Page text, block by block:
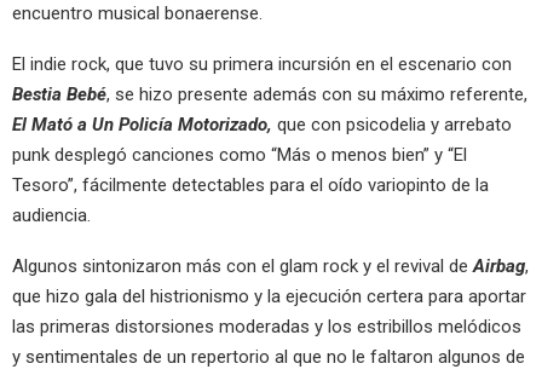
encuentro musical bonaerense.
El indie rock, que tuvo su primera incursión en el escenario con
Bestia Bebé, se hizo presente además con su máximo referente,
El Mató a Un Policía Motorizado, que con psicodelia y arrebato
punk desplegó canciones como “Más o menos bien” y “El
Tesoro”, fácilmente detectables para el oído variopinto de la
audiencia.
Algunos sintonizaron más con el glam rock y el revival de Airbag,
que hizo gala del histrionismo y la ejecución certera para aportar
las primeras distorsiones moderadas y los estribillos melódicos
y sentimentales de un repertorio al que no le faltaron algunos de